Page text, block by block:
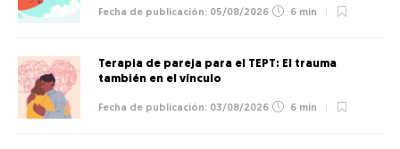
05/08/2026 6 min
Terapia de pareja para el TEPT: El trauma
también en el vínculo
03/08/2026 6 min